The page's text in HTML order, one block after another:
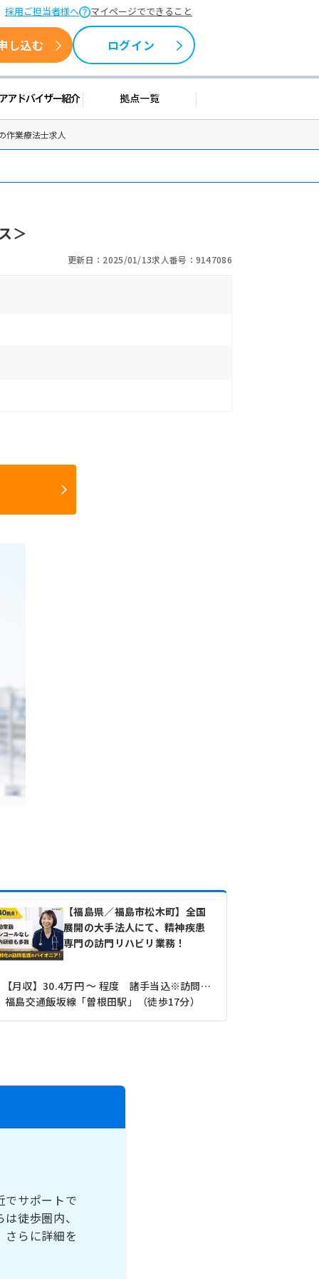
採用ご担当者様へ マイページでできること
し込む ログイン
報 キャリアアドバイザー紹介 拠点一覧
作業療法士求人
＞
更新日：2025/01/13求人番号：9147086
【福島県／福島市松木町】全国
展開の大手法人にて、精神疾患
専門の訪門リハビリ業務！
【月収】30.4万円 ～ 程度 諸手当込※訪問件数100件
福島交通飯坂線「曽根田駅」（徒歩17分）
でサポートで
徒歩圏内、
らに詳細を